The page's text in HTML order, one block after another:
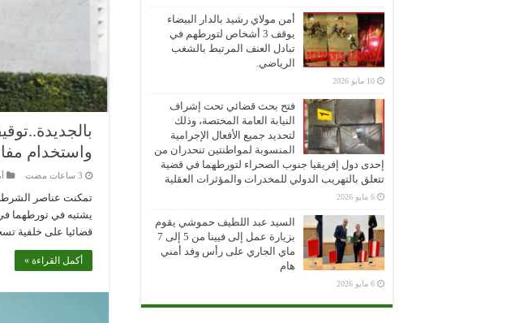
واستخدام
يشتبه في تورطهما
قضائيا على خلفية
أكمل القراءة »
أمن مولاي رشيد بالدار البيضاء
يوقف 3 أشخاص لتورطهم في
تبادل العنف المرتبط بالشغب
الرياضي.
10 مايو 2026
فتح بحث قضائي تحت إشراف
النيابة العامة المختصة، وذلك
لتحديد جميع الأفعال الإجرامية
المنسوبة لمواطنتين تنحدران من
إحدى دول إفريقيا جنوب الصحراء لتورطهما في قضية
تتعلق بالتهريب الدولي للمخدرات والمؤثرات العقلية
6 مايو 2026
السيد عبد اللطيف حموشي يقوم
بزيارة عمل إلى فيينا من 5 إلى 7
ماي الجاري على رأس وفد أمني
هام
6 مايو 2026